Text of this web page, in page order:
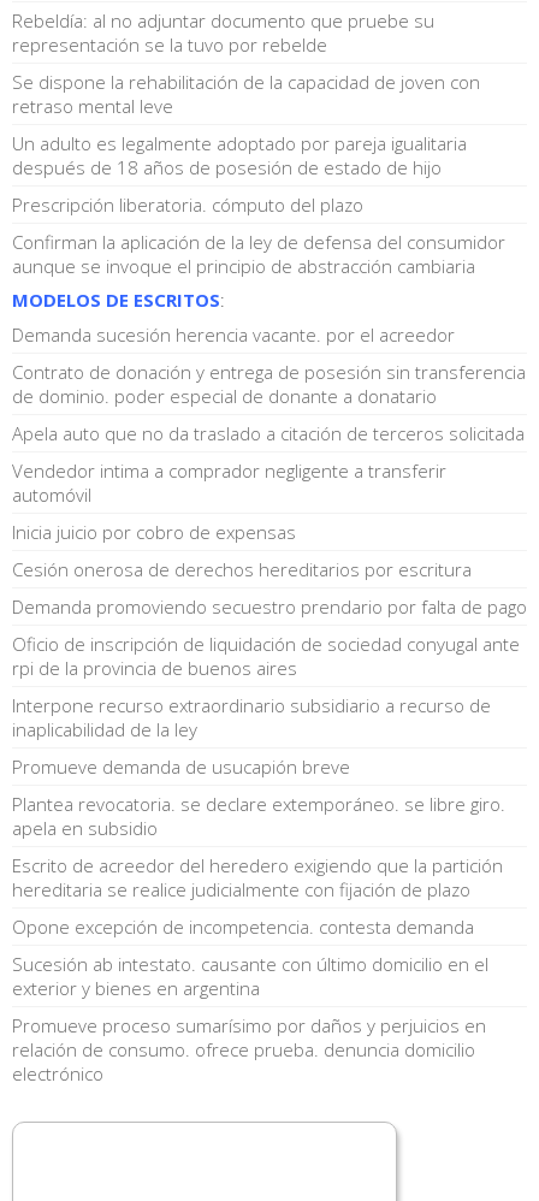
Rebeldía: al no adjuntar documento que pruebe su
representación se la tuvo por rebelde
Se dispone la rehabilitación de la capacidad de joven con
retraso mental leve
Un adulto es legalmente adoptado por pareja igualitaria
después de 18 años de posesión de estado de hijo
Prescripción liberatoria. cómputo del plazo
Confirman la aplicación de la ley de defensa del consumidor
aunque se invoque el principio de abstracción cambiaria
MODELOS DE ESCRITOS:
Demanda sucesión herencia vacante. por el acreedor
Contrato de donación y entrega de posesión sin transferencia
de dominio. poder especial de donante a donatario
Apela auto que no da traslado a citación de terceros solicitada
Vendedor intima a comprador negligente a transferir
automóvil
Inicia juicio por cobro de expensas
Cesión onerosa de derechos hereditarios por escritura
Demanda promoviendo secuestro prendario por falta de pago
Oficio de inscripción de liquidación de sociedad conyugal ante
rpi de la provincia de buenos aires
Interpone recurso extraordinario subsidiario a recurso de
inaplicabilidad de la ley
Promueve demanda de usucapión breve
Plantea revocatoria. se declare extemporáneo. se libre giro.
apela en subsidio
Escrito de acreedor del heredero exigiendo que la partición
hereditaria se realice judicialmente con fijación de plazo
Opone excepción de incompetencia. contesta demanda
Sucesión ab intestato. causante con último domicilio en el
exterior y bienes en argentina
Promueve proceso sumarísimo por daños y perjuicios en
relación de consumo. ofrece prueba. denuncia domicilio
electrónico